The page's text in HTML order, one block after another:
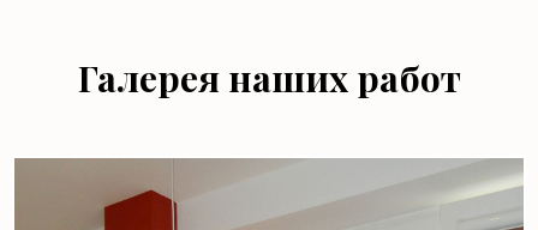
Галерея наших работ